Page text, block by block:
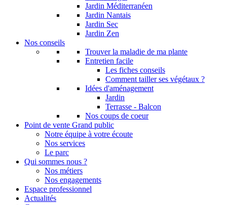
Jardin Méditerranéen
Jardin Nantais
Jardin Sec
Jardin Zen
Nos conseils
Trouver la maladie de ma plante
Entretien facile
Les fiches conseils
Comment tailler ses végétaux ?
Idées d'aménagement
Jardin
Terrasse - Balcon
Nos coups de coeur
Point de vente Grand public
Notre équipe à votre écoute
Nos services
Le parc
Qui sommes nous ?
Nos métiers
Nos engagements
Espace professionnel
Actualités